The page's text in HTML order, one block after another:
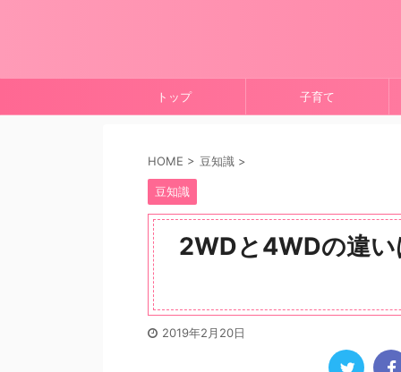
トップ 子育て
HOME > 豆知識 >
豆知識
2WDと4WDの違
2019年2月20日